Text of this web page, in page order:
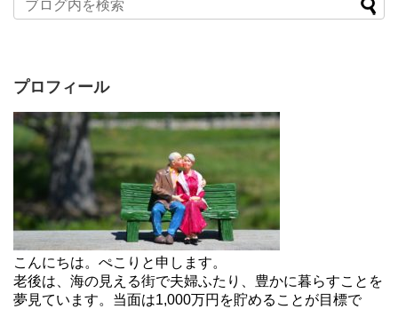
プロフィール
こんにちは。ぺこりと申します。
老後は、海の見える街で夫婦ふたり、豊かに暮らすことを
夢見ています。当面は1,000万円を貯めることが目標で